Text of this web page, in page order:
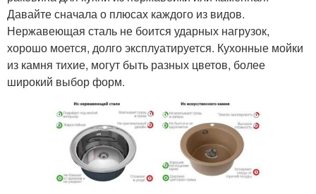
Давайте сначала о плюсах каждого из видов.
Нержавеющая сталь не боится ударных нагрузок,
хорошо моется, долго эксплуатируется. Кухонные мойки
из камня тихие, могут быть разных цветов, более
широкий выбор форм.